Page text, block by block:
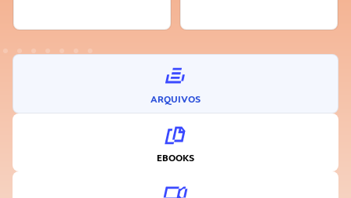
ARQUIVOS
EBOOKS